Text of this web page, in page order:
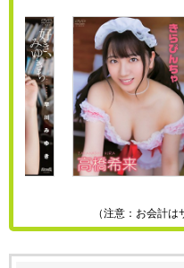
（注意：お会計